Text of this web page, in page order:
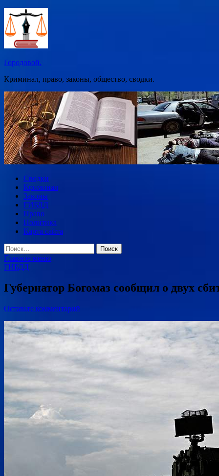
Перейти
содержимому
Городовой.
Криминал, право, законы, общество, сводки.
Сводки
Криминал
Законы
ГИБДД
Право
Политика
Карта сайта
Найти:
Главное меню
ГИБДД
Губернатор Богомаз сообщил о двух
Оставьте комментарий